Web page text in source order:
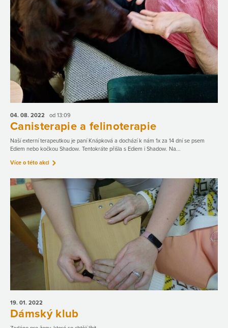
04. 08. 2022 od 13:09
Canisterapie a felinoterapie
Naší externí terapeutkou je paní Knápková a dochází k nám 1x za 14 dní se psem
Ediem nebo kočkou Shadow. Tentokráte přišla s Ediem i Shadow. Na...
Více o této akci
19. 01. 2022
Dámský klub